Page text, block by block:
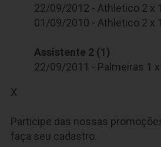
22/09/2012 - Athletico 2 x
01/09/2010 - Athletico 2 x
Assistente 2 (1)
22/09/2011 - Palmeiras 1 x
X
Participe das nossas
faça seu cadastro.